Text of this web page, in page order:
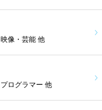
像・芸能 他
ログラマー 他